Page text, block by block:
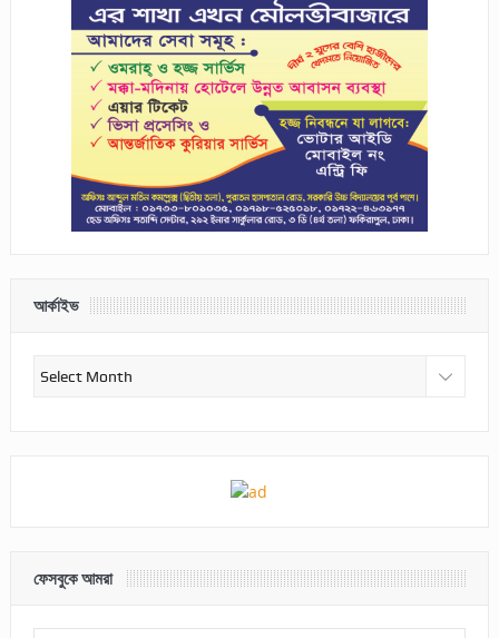
আর্কাইভ
আর্কাইভ
ফেসবুকে আমরা